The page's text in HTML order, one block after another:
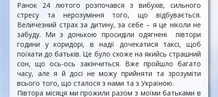
Ранок 24 лютого розпочався з вибухів, сильного
стресу та нерозуміння того, що відбувається.
Величезний страх за дитину, за себе – я це ніколи не
забуду. Ми з донькою просиділи одягнені півтори
години у коридорі, в надії дочекатися таксі, щоб
поїхати до батьків. Це було схоже на якийсь страшний
сон, що ось-ось закінчиться. Вже пройшло багато
часу, але я й досі не можу прийняти та зрозуміти
всього того, що сталося з нами та з Україною.
Півтора місяця ми прожили разом з моїми батьками в